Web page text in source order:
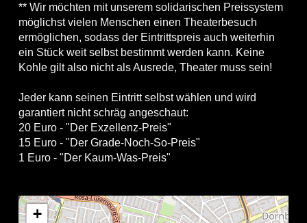
** Wir möchten mit unserem solidarischen Preissystem
möglichst vielen Menschen einen Theaterbesuch
ermöglichen, sodass der Eintrittspreis auch weiterhin
ein Stück weit selbst bestimmt werden kann. Keine
Kohle gilt also nicht als Ausrede, Theater muss sein!
Jeder kann seinen Eintritt selbst wählen und wird
garantiert nicht schräg angeschaut:
20 Euro - "Der Exzellenz-Preis"
15 Euro - "Der Grade-Noch-So-Preis"
1 Euro - "Der Kaum-Was-Preis"
+